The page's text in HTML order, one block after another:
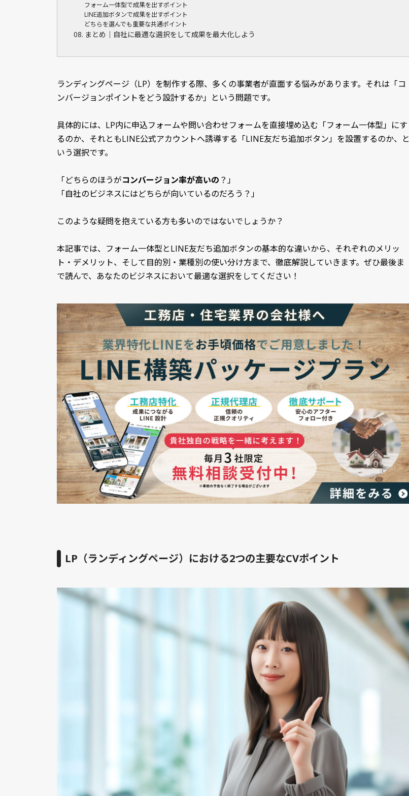
フォーム一体型で成果を出すポイント
LINE追加ボタンで成果を出すポイント
どちらを選んでも重要な共通ポイント
まとめ｜自社に最適な選択をして成果を最大化しよう
ランディングページ（LP）を制作する際、多くの事業者が直面する悩みがあります。それは「コ
ンバージョンポイントをどう設計するか」という問題です。
具体的には、LP内に申込フォームや問い合わせフォームを直接埋め込む「フォーム一体型」にす
るのか、それともLINE公式アカウントへ誘導する「LINE友だち追加ボタン」を設置するのか、と
いう選択です。
「どちらのほうがコンバージョン率が高いの ？」
「自社のビジネスにはどちらが向いているのだろう？」
このような疑問を抱えている方も多いのではないでしょうか？
本記事では、フォーム一体型とLINE友だち追加ボタンの基本的な違いから、それぞれのメリッ
ト・デメリット、そして目的別・業種別の使い分け方まで、徹底解説していきます。ぜひ最後ま
で読んで、あなたのビジネスにおいて最適な選択をしてください！
LP（ランディングページ）における2つの主要なCVポイント